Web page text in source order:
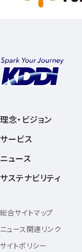
理念・ビジョン
サービス
ニュース
サステナビリティ
総合サイトマップ
ニュース関連リンク
サイトポリシー